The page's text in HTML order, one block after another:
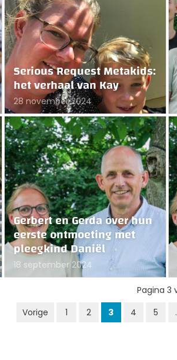
Serious Request Metakids:
het verhaal van Kay
28 november 2024
Gerbert en Gerda over hun
eerste ontmoeting met
pleegkind Daniël
18 september 2024
Pagina 3
Vorige
1 2 3 4 5